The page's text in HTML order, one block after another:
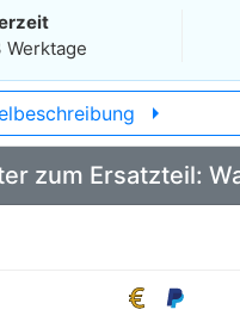
Werktage
arrow_right
zum Ersatzteil: